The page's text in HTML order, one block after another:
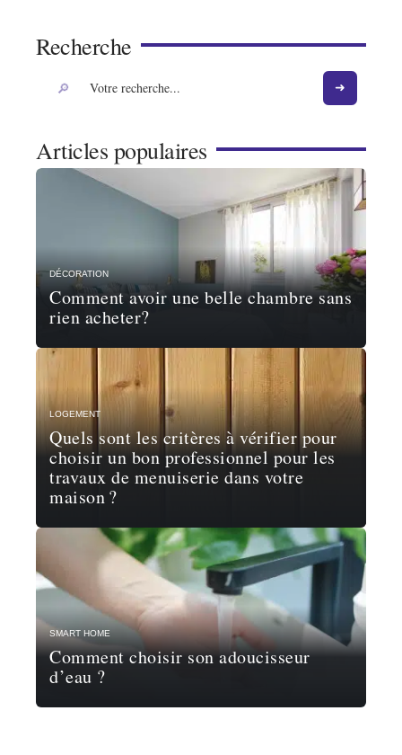
Recherche
Articles populaires
DÉCORATION
Comment avoir une belle chambre sans
rien acheter?
LOGEMENT
Quels sont les critères à vérifier pour
choisir un bon professionnel pour les
travaux de menuiserie dans votre
maison ?
SMART HOME
Comment choisir son adoucisseur
d’eau ?